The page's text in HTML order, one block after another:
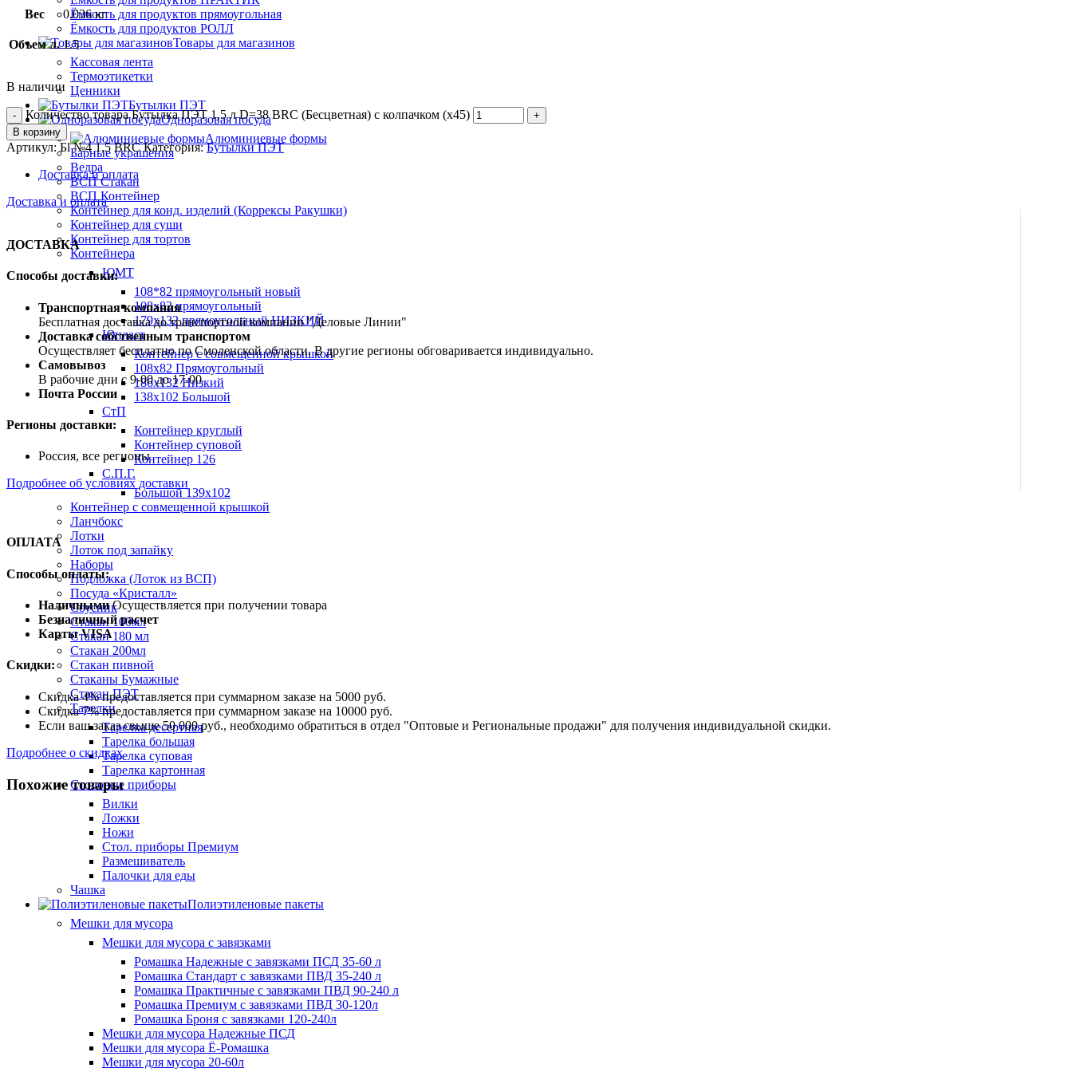
Ёмкость для продуктов прямоугольная
Ёмкость для продуктов РОЛЛ
Товары для магазинов
Кассовая лента
Термоэтикетки
Ценники
Бутылки ПЭТ
Одноразовая посуда
Алюминиевые формы
Барные украшения
Ведра
ВСП Стакан
ВСП Контейнер
Контейнер для конд. изделий (Коррексы Ракушки)
Контейнер для суши
Контейнер для тортов
Контейнера
ЮМТ
108*82 прямоугольный новый
108х82 прямоугольный
179х132 прямоугольный НИЗКИЙ
Юпласт
Контейнер с совмещенной крышкой
108х82 Прямоугольный
186х132 Низкий
138х102 Большой
СтП
Контейнер круглый
Контейнер суповой
Контейнер 126
С.П.Г.
Большой 139х102
Контейнер с совмещенной крышкой
Ланчбокс
Лотки
Лоток под запайку
Наборы
Подложка (Лоток из ВСП)
Посуда «Кристалл»
Соусник
Стакан 100мл
Стакан 180 мл
Стакан 200мл
Стакан пивной
Стаканы Бумажные
Стакан ПЭТ
Тарелки
Тарелка десертная
Тарелка большая
Тарелка суповая
Тарелка картонная
Столовые приборы
Вилки
Ложки
Ножи
Стол. приборы Премиум
Размешиватель
Палочки для еды
Чашка
Полиэтиленовые пакеты
Мешки для мусора
Мешки для мусора с завязками
Ромашка Надежные с завязками ПСД 35-60 л
Ромашка Стандарт с завязками ПВД 35-240 л
Ромашка Практичные с завязками ПВД 90-240 л
Ромашка Премиум с завязками ПВД 30-120л
Ромашка Броня с завязками 120-240л
Мешки для мусора Надежные ПСД
Мешки для мусора Ё-Ромашка
Мешки для мусора 20-60л
Вес 0.036 кг
Объем л. 1.5
В наличии
Количество товара Бутылка ПЭТ 1,5 л D=38 BRC (Бесцветная) с колпачком (х45)
В корзину
Артикул: Бl №4 1,5 BRC Категория:Бутылки ПЭТ
Доставка и оплата
Доставка и оплата
ДОСТАВКА
Способы доставки:
Транспортная компания
Бесплатная доставка до транспортной компании "Деловые Линии"
Доставка собственным транспортом
Осуществляет бесплатно по Смоленской области. В другие регионы обговаривается индивидуально.
Самовывоз
В рабочие дни с 9-00 до 17-00
Почта России
Регионы доставки:
Россия, все регионы
Подробнее об условиях доставки
ОПЛАТА
Способы оплаты:
НаличнымиОсуществляется при получении товара
Безналичный расчет
Карты VISA
Скидки:
Скидка 4% предоставляется при суммарном заказе на 5000 руб.
Скидка 7% предоставляется при суммарном заказе на 10000 руб.
Если ваш заказ свыше 50 000 руб., необходимо обратиться в отдел "Оптовые и Региональные продажи" для получения индивидуальной скидки.
Подробнее о скидках
Похожие товары